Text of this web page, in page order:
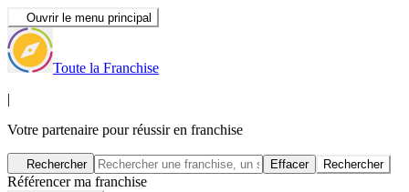
Ouvrir le menu principal
Toute la Franchise
|
Votre partenaire pour réussir en franchise
Rechercher Effacer Rechercher
Référencer ma franchise